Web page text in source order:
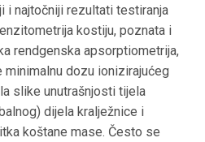
i najtočniji rezultati testiranja
kostiju, poznata i
rendgenska apsorptiometrija,
minimalnu dozu ionizirajućeg
slike unutrašnjosti tijela
dijela kralježnice i
koštane mase. Često se